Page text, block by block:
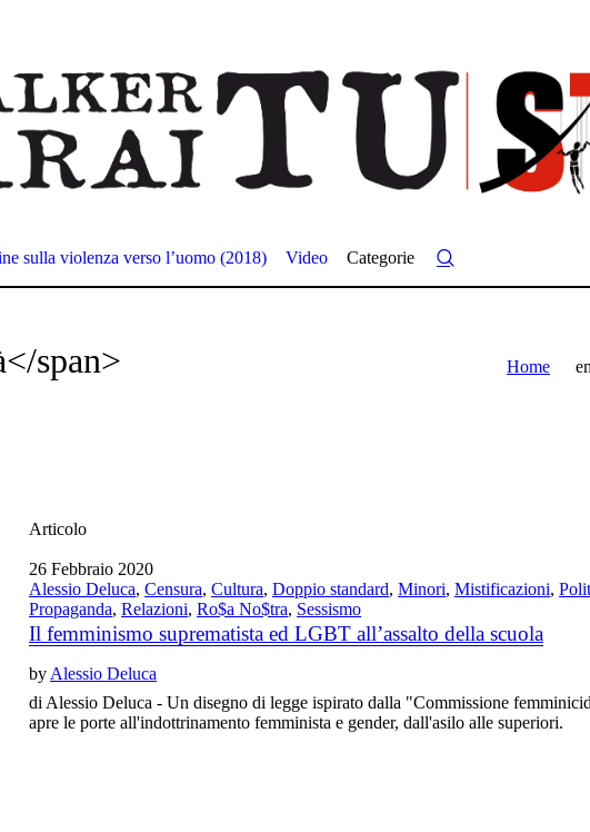
sulla violenza verso l’uomo (2018) Video Categorie
span> Home
Articolo
26 Febbraio 2020
Alessio Deluca,Censura,Cultura,Doppio standard,Minori,Mistificazioni,
Propaganda,Relazioni,Ro$a No$tra, Sessismo
Il femminismo suprematista ed LGBT all’assalto della scuola
by Alessio Deluca
di Alessio Deluca - Un disegno di legge ispirato dalla "Commissione
apre le porte all'indottrinamento femminista e gender, dall'asilo alle superiori.